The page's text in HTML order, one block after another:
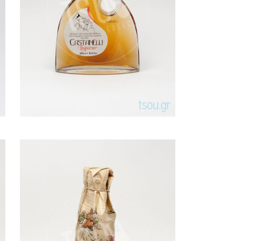
Castanelli Liqueur
Βαθμολογήθηκε
με5.00
από 5